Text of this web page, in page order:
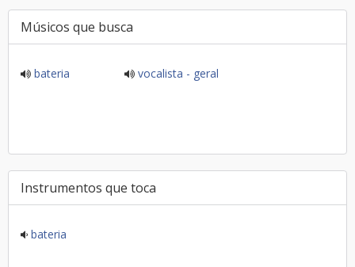
Músicos que busca
bateria vocalista - geral
Instrumentos que toca
bateria